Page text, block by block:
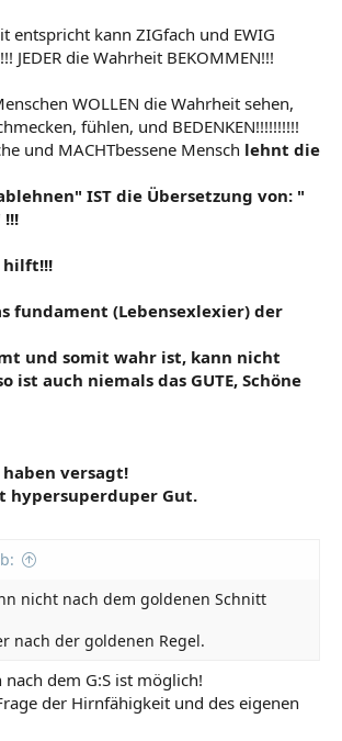
entspricht kann ZIGfach und EWIG
JEDER die Wahrheit BEKOMMEN!!!
WOLLEN die Wahrheit sehen,
fühlen, und BEDENKEN!!!!!!!!!!
und MACHTbessene Mensch lehnt die
IST die Übersetzung von: "
hilft!!!
fundament (Lebensexlexier) der
und somit wahr ist, kann nicht
ist auch niemals das GUTE, Schöne
versagt!
hypersuperduper Gut.
nicht nach dem goldenen Schnitt
nach der goldenen Regel.
nach dem G:S ist möglich!
der Hirnfähigkeit und des eigenen